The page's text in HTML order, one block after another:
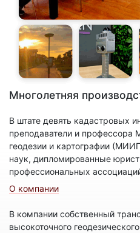
Многолетняя
В штате девять кадастровых
преподаватели и профессора
геодезии и картографии
наук, дипломированные
профессиональных
О компании
В компании собственный
высокоточного